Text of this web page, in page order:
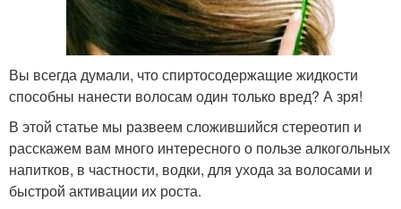
Вы всегда думали, что спиртосодержащие жидкости
способны нанести волосам один только вред? А зря!
В этой статье мы развеем сложившийся стереотип и
расскажем вам много интересного о пользе алкогольных
напитков, в частности, водки, для ухода за волосами и
быстрой активации их роста.